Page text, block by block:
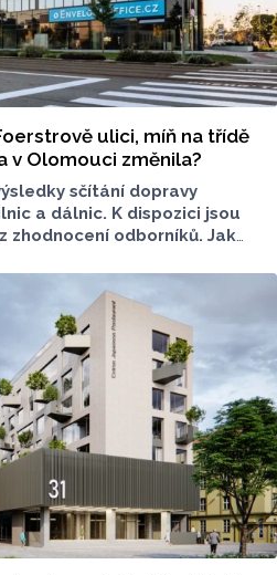
ulici, míň na třídě
v Olomouci změnila?
sčítání dopravy
a dálnic. K dispozici jsou
zhodnocení odborníků. Jak